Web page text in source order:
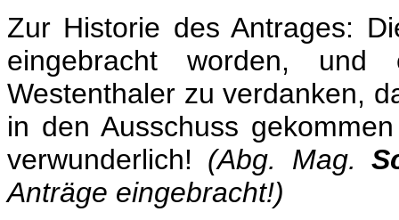
Zur Historie des Antrages:
eingebracht worden,
Westenthaler zu verdanken,
in den Ausschuss
verwunderlich! (Abg. Mag.
Anträge eingebracht!)